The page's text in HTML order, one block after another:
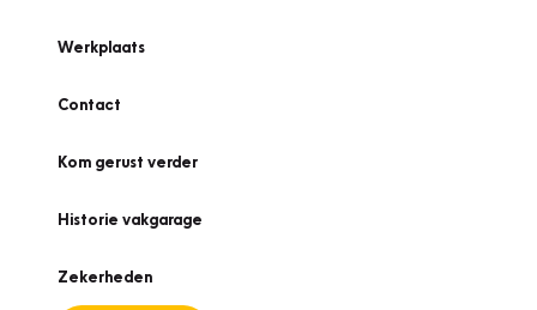
Werkplaats
Contact
Kom gerust verder
Historie vakgarage
Zekerheden